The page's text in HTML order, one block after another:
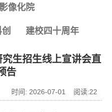
影像化院
建校四十周年
生招生线上宣讲会直
告
时间: 2026-07-01 阅读:22